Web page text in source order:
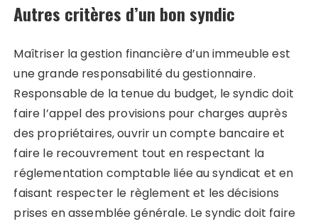
Autres critères d’un bon syndic
Maîtriser la gestion financière d’un immeuble est
une grande responsabilité du gestionnaire.
Responsable de la tenue du budget, le syndic doit
faire l’appel des provisions pour charges auprès
des propriétaires, ouvrir un compte bancaire et
faire le recouvrement tout en respectant la
réglementation comptable liée au syndicat et en
faisant respecter le règlement et les décisions
prises en assemblée générale. Le syndic doit faire